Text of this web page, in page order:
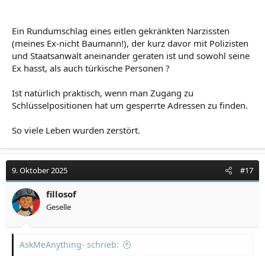
Ein Rundumschlag eines eitlen gekränkten Narzissten
(meines Ex-nicht Baumann!), der kurz davor mit Polizisten
und Staatsanwalt aneinander geraten ist und sowohl seine
Ex hasst, als auch türkische Personen ?
Ist natürlich praktisch, wenn man Zugang zu
Schlüsselpositionen hat um gesperrte Adressen zu finden.
So viele Leben wurden zerstört.
9. Oktober 2025 #17
fillosof
Geselle
AskMeAnything- schrieb: